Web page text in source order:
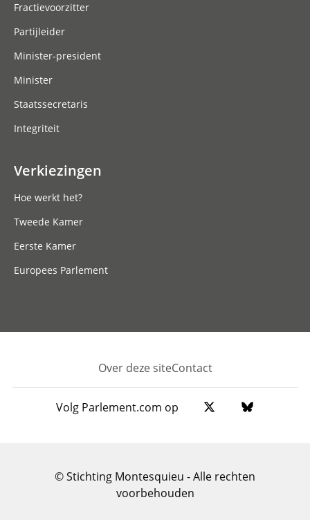
Fractievoorzitter
Partijleider
Minister-president
Minister
Staatssecretaris
Integriteit
Verkiezingen
Hoe werkt het?
Tweede Kamer
Eerste Kamer
Europees Parlement
Footer
Over deze siteContact
Volg Parlement.com op
© Stichting Montesquieu - Alle rechten
voorbehouden